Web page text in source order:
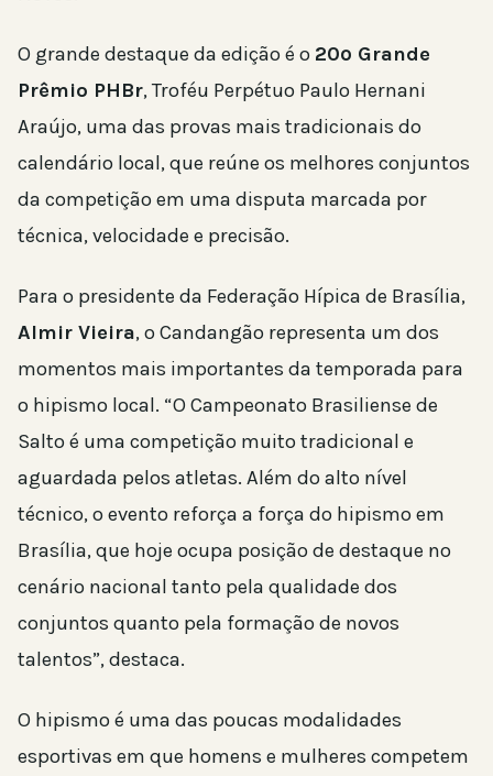
O grande destaque da edição é o 20º Grande
Prêmio PHBr, Troféu Perpétuo Paulo Hernani
Araújo, uma das provas mais tradicionais do
calendário local, que reúne os melhores conjuntos
da competição em uma disputa marcada por
técnica, velocidade e precisão.
Para o presidente da Federação Hípica de Brasília,
Almir Vieira, o Candangão representa um dos
momentos mais importantes da temporada para
o hipismo local. “O Campeonato Brasiliense de
Salto é uma competição muito tradicional e
aguardada pelos atletas. Além do alto nível
técnico, o evento reforça a força do hipismo em
Brasília, que hoje ocupa posição de destaque no
cenário nacional tanto pela qualidade dos
conjuntos quanto pela formação de novos
talentos”, destaca.
O hipismo é uma das poucas modalidades
esportivas em que homens e mulheres competem